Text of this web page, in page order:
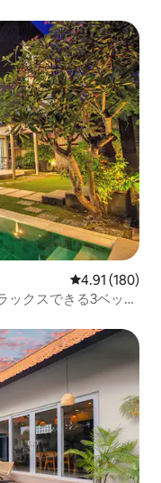
レビュー180
4.91 (180)
ックスできる3ベッド